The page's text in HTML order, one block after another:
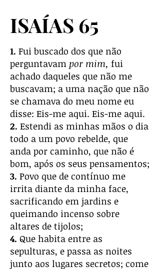
ISAÍAS 65
1. Fui buscado dos que não
perguntavam por mim, fui
achado daqueles que não me
buscavam; a uma nação que não
se chamava do meu nome eu
disse: Eis-me aqui. Eis-me aqui.
2. Estendi as minhas mãos o dia
todo a um povo rebelde, que
anda por caminho, que não é
bom, após os seus pensamentos;
3. Povo que de contínuo me
irrita diante da minha face,
sacrificando em jardins e
queimando incenso sobre
altares de tijolos;
4. Que habita entre as
sepulturas, e passa as noites
junto aos lugares secretos; come